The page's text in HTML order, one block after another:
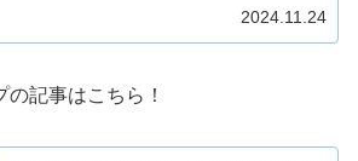
晴れた日の夕方ごろに訪れてみてください！2024.11.24
記事はこちら！